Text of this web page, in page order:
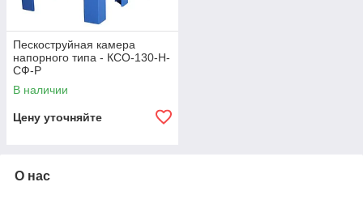
Пескоструйная камера
напорного типа - КСО-130-Н-
СФ-Р
В наличии
Цену уточняйте
О нас